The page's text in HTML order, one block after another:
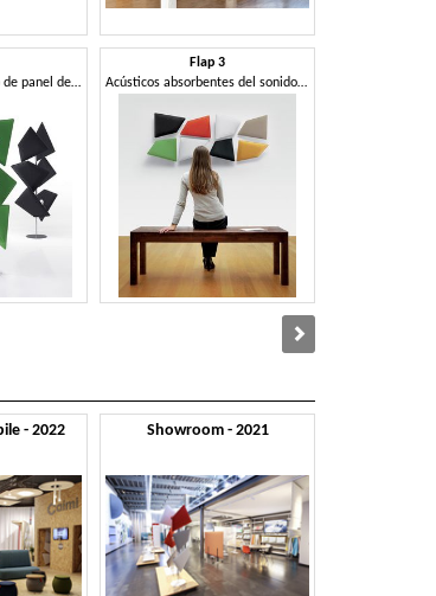
Aislamiento acústico de panel de diseño modular
Flap 3
Acústicos absorbentes del sonido panel modular, para la oficina y el hogar
- 2022 Showroom - 2021